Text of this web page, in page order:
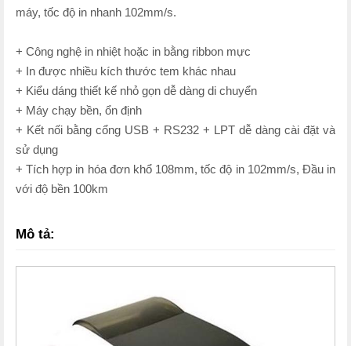
máy, tốc độ in nhanh 102mm/s.
+ Công nghệ in nhiệt hoặc in bằng ribbon mực
+ In được nhiều kích thước tem khác nhau
+ Kiểu dáng thiết kế nhỏ gọn dễ dàng di chuyển
+ Máy chạy bền, ổn định
+ Kết nối bằng cổng USB + RS232 + LPT dễ dàng cài đặt và
sử dụng
+ Tích hợp in hóa đơn khổ 108mm, tốc độ in 102mm/s, Đầu in
với độ bền 100km
Mô tả: